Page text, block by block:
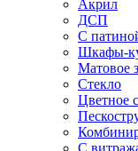
Акрил
ДСП
С
Шкафы-
Матовое
Стекло
Цветное
С